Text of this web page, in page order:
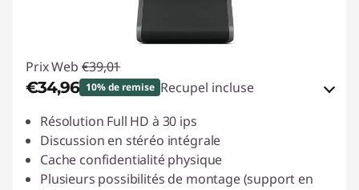
Prix Web €39,01
€34,96 10% de remise Recupel incluse
Bons de réduction en ligne :
Code de réduction :ACC‑SAVE
Résolution Full HD à 30 ips
Discussion en stéréo intégrale
Cache confidentialité physique
Plusieurs possibilités de montage (support en